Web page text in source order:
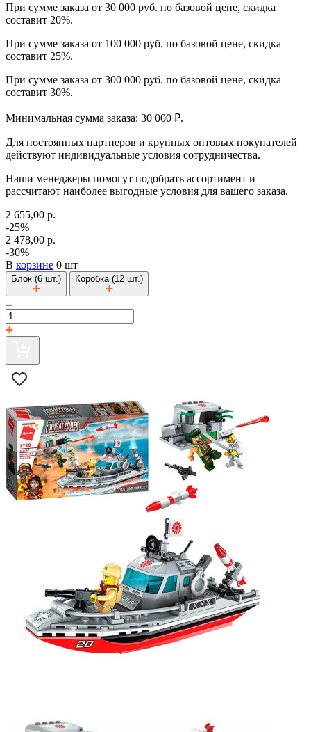
При сумме заказа от 30 000 руб. по базовой цене, скидка
составит 20%.
При сумме заказа от 100 000 руб. по базовой цене, скидка
составит 25%.
При сумме заказа от 300 000 руб. по базовой цене, скидка
составит 30%.
Минимальная сумма заказа: 30 000 ₽.
Для постоянных партнеров и крупных оптовых покупателей
действуют индивидуальные условия сотрудничества.
Наши менеджеры помогут подобрать ассортимент и
рассчитают наиболее выгодные условия для вашего заказа.
2 655,00 р.
-25%
2 478,00 р.
-30%
В корзине 0 шт
Блок (6 шт.) Коробка (12 шт.)